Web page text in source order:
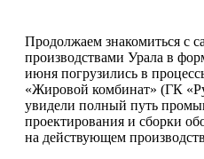
Продолжаем знакомиться с
производствами Урала в
июня погрузились в
«Жировой комбинат» (ГК
увидели полный путь
проектирования и сборки
на действующем